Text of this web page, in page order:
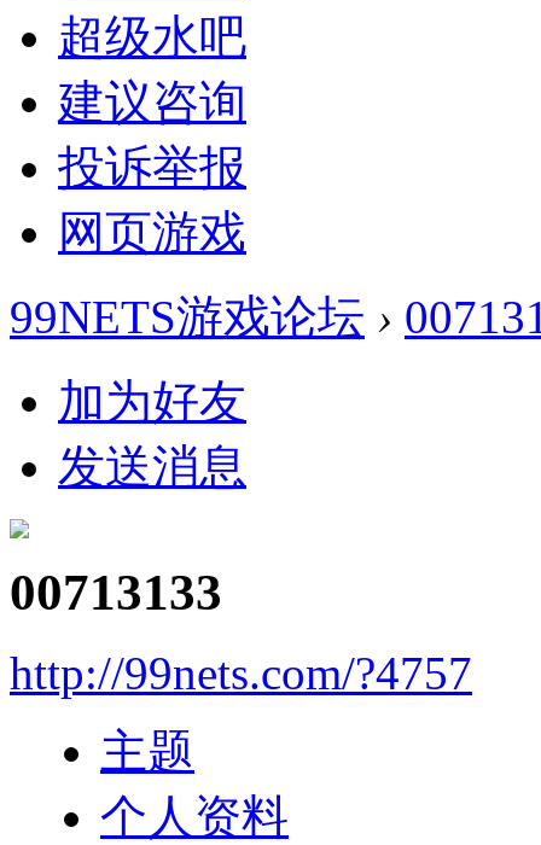
超级水吧
建议咨询
投诉举报
网页游戏
99NETS游戏论坛 ›
加为好友
发送消息
00713133
http://99nets.com/?4757
主题
个人资料